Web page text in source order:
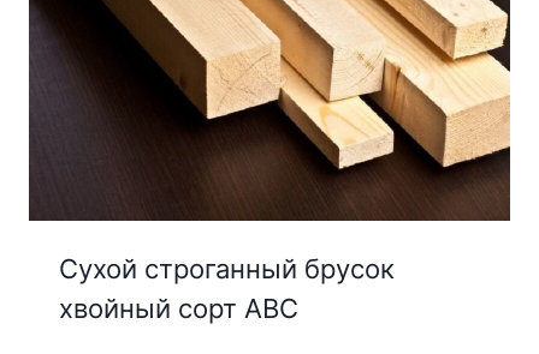
Сухой строганный брусок
хвойный сорт АВС